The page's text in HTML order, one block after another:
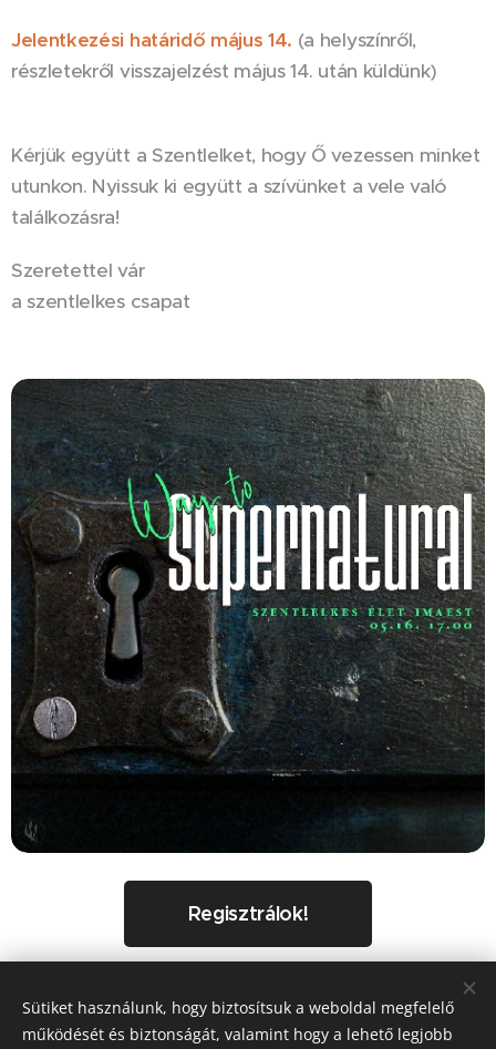
Jelentkezési határidő május 14. (a helyszínről,
részletekről visszajelzést május 14. után küldünk)
Kérjük együtt a Szentlelket, hogy Ő vezessen minket
utunkon. Nyissuk ki együtt a szívünket a vele való
találkozásra!
Szeretettel vár
a szentlelkes csapat
Regisztrálok!
Share
Sütiket használunk, hogy biztosítsuk a weboldal megfelelő
működését és biztonságát, valamint hogy a lehető legjobb